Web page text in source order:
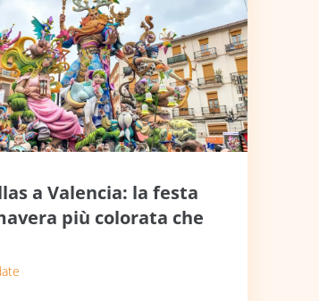
a Valencia: la festa
più colorata che